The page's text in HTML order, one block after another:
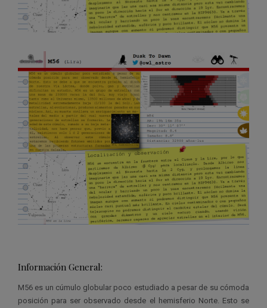
Información General:
M56 es un cúmulo globular poco estudiado a pesar de su cómoda
posición para ser observado desde el hemisferio Norte. Esto se